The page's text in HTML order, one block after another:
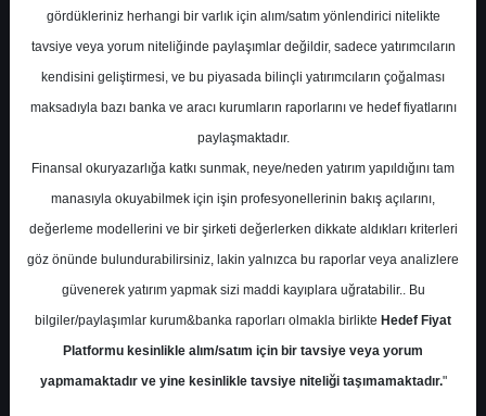
En Yüksek Tahmin
Ortalama Fiyat Tahmini
Ortalama Getiri Potansiyeli
Kurum Sayısı
8
5 3
gördükleriniz herhangi bir varlık için alım/satım yönlendirici nitelikte
tavsiye veya yorum niteliğinde paylaşımlar değildir, sadece yatırımcıların
kendisini geliştirmesi, ve bu piyasada bilinçli yatırımcıların çoğalması
maksadıyla bazı banka ve aracı kurumların raporlarını ve hedef fiyatlarını
paylaşmaktadır.
Finansal okuryazarlığa katkı sunmak, neye/neden yatırım yapıldığını tam
manasıyla okuyabilmek için işin profesyonellerinin bakış açılarını,
değerleme modellerini ve bir şirketi değerlerken dikkate aldıkları kriterleri
göz önünde bulundurabilirsiniz, lakin yalnızca bu raporlar veya analizlere
güvenerek yatırım yapmak sizi maddi kayıplara uğratabilir.. Bu
bilgiler/paylaşımlar kurum&banka raporları olmakla birlikte Hedef Fiyat
Platformu kesinlikle alım/satım için bir tavsiye veya yorum
yapmamaktadır ve yine kesinlikle tavsiye niteliği taşımamaktadır."